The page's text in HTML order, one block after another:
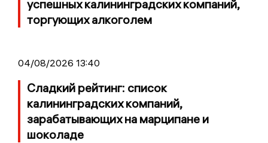
успешных калининградских компаний,
торгующих алкоголем
04/08/2026 13:40
Сладкий рейтинг: список
калининградских компаний,
зарабатывающих на марципане и
шоколаде